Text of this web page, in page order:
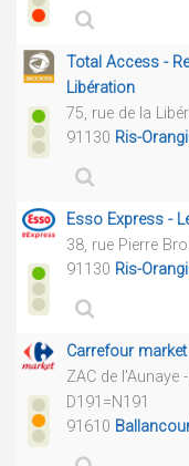
Total Access -
Libération
75, rue de la
91130 Ris-
Esso Express -
38, rue Pierre
91130 Ris-
Carrefour
ZAC de l'Aunaye
D191=N191
91610